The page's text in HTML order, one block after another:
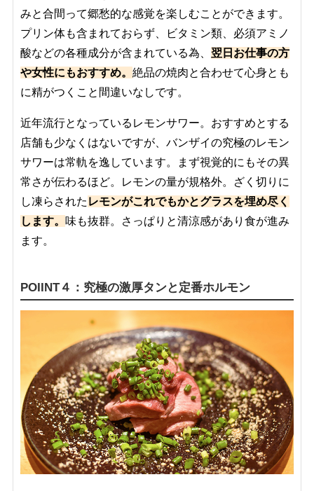
みと合間って郷愁的な感覚を楽しむことができます。
プリン体も含まれておらず、ビタミン類、必須アミノ
酸などの各種成分が含まれている為、 翌日お仕事の方
や女性にもおすすめ。 絶品の焼肉と合わせて心身とも
に精がつくこと間違いなしです。
近年流行となっているレモンサワー。おすすめとする
店舗も少なくはないですが、バンザイの究極のレモン
サワーは常軌を逸しています。まず視覚的にもその異
常さが伝わるほど。レモンの量が規格外。ざく切りに
し凍らされた レモンがこれでもかとグラスを埋め尽く
します。 味も抜群。さっぱりと清涼感があり食が進み
ます。
POIINT４：究極の激厚タンと定番ホルモン